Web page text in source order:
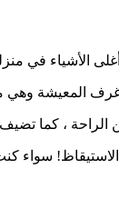
الأشياء في
المعيشة وهي
، كما تضيف
الاستيقاظ!